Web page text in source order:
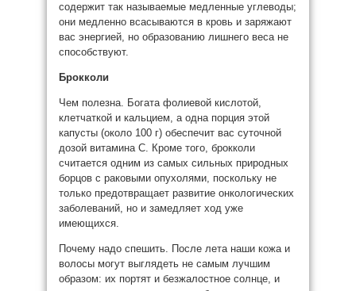
содержит так называемые медленные углеводы;
они медленно всасываются в кровь и заряжают
вас энергией, но образованию лишнего веса не
способствуют.
Брокколи
Чем полезна. Богата фолиевой кислотой,
клетчаткой и кальцием, а одна порция этой
капусты (около 100 г) обеспечит вас суточной
дозой витамина С. Кроме того, брокколи
считается одним из самых сильных природных
борцов с раковыми опухолями, поскольку не
только предотвращает развитие онкологических
заболеваний, но и замедляет ход уже
имеющихся.
Почему надо спешить. После лета наши кожа и
волосы могут выглядеть не самым лучшим
образом: их портят и безжалостное солнце, и